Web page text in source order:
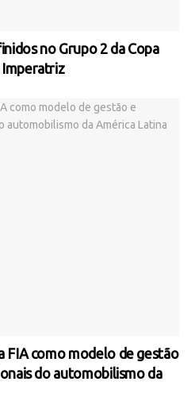
no Grupo 2 da Copa
Imperatriz
FIA como modelo de gestão
do automobilismo da